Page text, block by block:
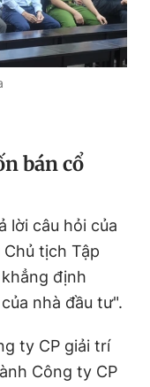
bán cổ
lời câu hỏi của
tịch Tập
định
nhà đầu tư".
ty CP giải trí
Công ty CP